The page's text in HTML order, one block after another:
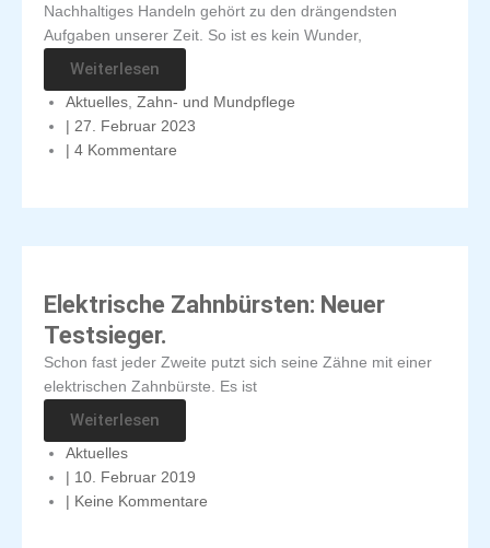
Nachhaltiges Handeln gehört zu den drängendsten
Aufgaben unserer Zeit. So ist es kein Wunder,
Weiterlesen
Aktuelles, Zahn- und Mundpflege
27. Februar 2023
4 Kommentare
Elektrische Zahnbürsten: Neuer
Testsieger.
Schon fast jeder Zweite putzt sich seine Zähne mit einer
elektrischen Zahnbürste. Es ist
Weiterlesen
Aktuelles
| 10. Februar 2019
| Keine Kommentare